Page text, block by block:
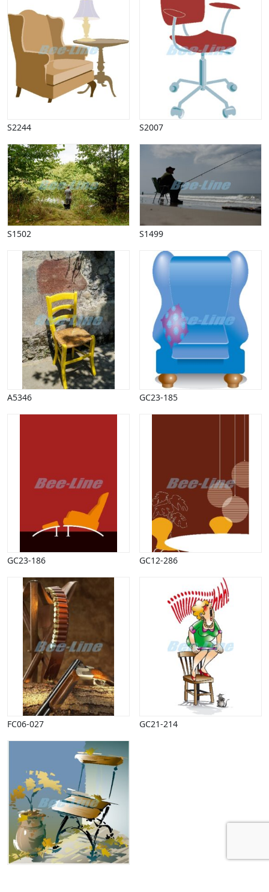
Mærkedage
Marked, kræmmere
Mennesker
Nationalflag, verdenskort
Natur
Påske
Piktogrammer
Politik, arbejdsmarked
Restauration, hotel
Scenarier
Skibe, både, søfart
Sommer
Spil
Sport
Spots
Stjernetegn, astrologi
Sundhed, sygdom
Trafik, færdsel
Uddannelse
Udsalg og andre begreber
Underholdning, kultur
Vinter
S2244 S2007
S1502 S1499
A5346 GC23-185
GC23-186 GC12-286
FC06-027 GC21-214